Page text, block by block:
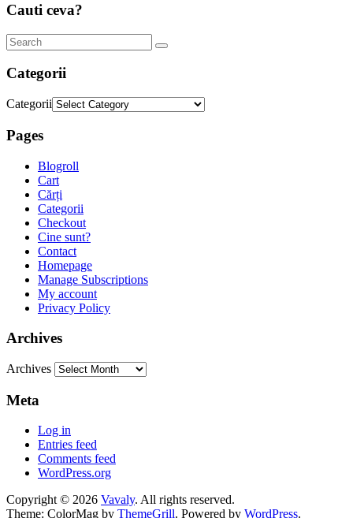
Cauti ceva?
Categorii
Categorii
Pages
Blogroll
Cart
Cărți
Categorii
Checkout
Cine sunt?
Contact
Homepage
Manage Subscriptions
My account
Privacy Policy
Archives
Archives
Meta
Log in
Entries feed
Comments feed
WordPress.org
Copyright © 2026 Vavaly. All rights reserved.
Theme: ColorMag by ThemeGrill. Powered by WordPress.